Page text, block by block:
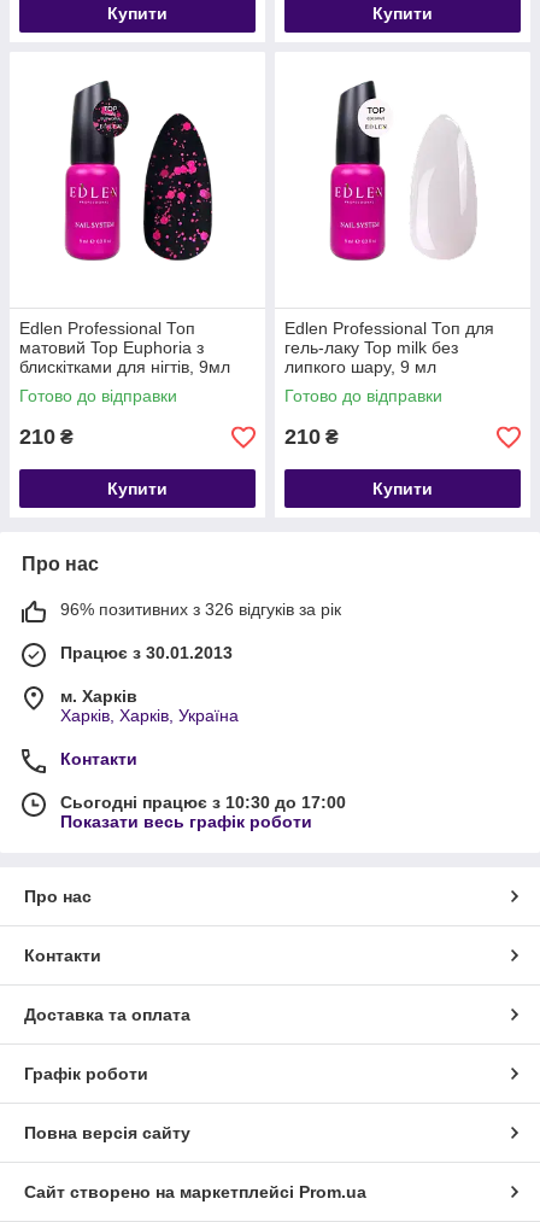
Купити Купити
Edlen Professional Топ
матовий Top Euphoria з
блискітками для нігтів, 9мл
Готово до відправки
210 ₴
Купити
Edlen Professional Топ для
гель-лаку Top milk без
липкого шару, 9 мл
Готово до відправки
210 ₴
Купити
Про нас
96% позитивних з 326 відгуків за рік
Працює з 30.01.2013
м. Харків
Харків, Харків, Україна
Контакти
Сьогодні працює з 10:30 до 17:00
Показати весь графік роботи
Про нас
Контакти
Доставка та оплата
Графік роботи
Повна версія сайту
Сайт створено на маркетплейсі Prom.ua